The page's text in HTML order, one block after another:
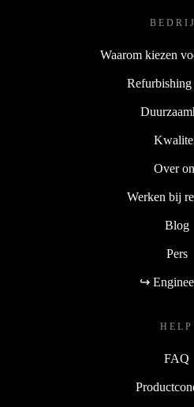
Waarom kiezen
Refurbishing
Over
Werken bij
Blog
Pers
↪
HELP
FAQ